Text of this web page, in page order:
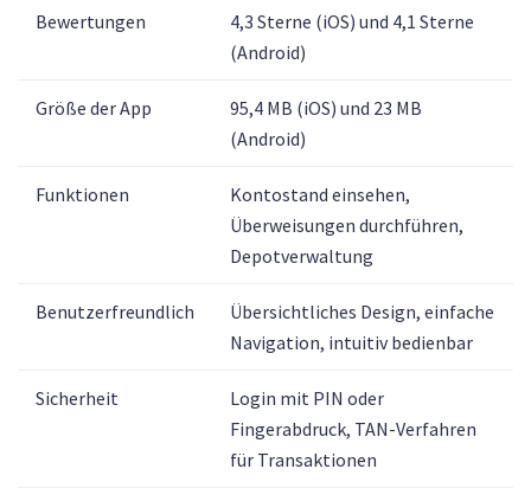
Bewertungen
4,3 Sterne (iOS) und 4,1 Sterne
(Android)
Größe der App
95,4 MB (iOS) und 23 MB
(Android)
Funktionen
Kontostand einsehen,
Überweisungen durchführen,
Depotverwaltung
Benutzerfreundlich
Übersichtliches Design, einfache
Navigation, intuitiv bedienbar
Sicherheit
Login mit PIN oder
Fingerabdruck, TAN-Verfahren
für Transaktionen